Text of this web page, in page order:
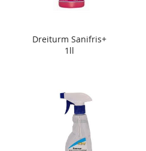
Dreiturm Sanifris+
1ll